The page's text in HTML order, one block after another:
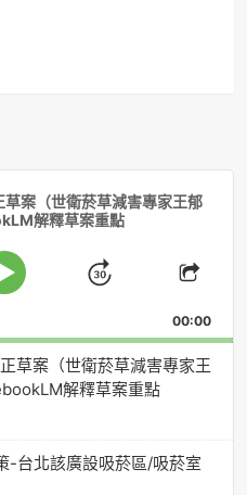
案（世衛菸草減害專家王郁
解釋草案重點
Play
Jump
Forward
Share
00:00
草案（世衛菸草減害專家王
解釋草案重點
-台北該廣設吸菸區/吸菸室